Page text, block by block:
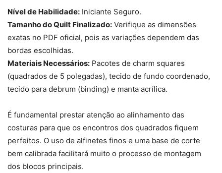
Nível de Habilidade: Iniciante Seguro.
Tamanho do Quilt Finalizado: Verifique as dimensões
exatas no PDF oficial, pois as variações dependem das
bordas escolhidas.
Materiais Necessários: Pacotes de charm squares
(quadrados de 5 polegadas), tecido de fundo coordenado,
tecido para debrum (binding) e manta acrílica.
É fundamental prestar atenção ao alinhamento das
costuras para que os encontros dos quadrados fiquem
perfeitos. O uso de alfinetes finos e uma base de corte
bem calibrada facilitará muito o processo de montagem
dos blocos principais.